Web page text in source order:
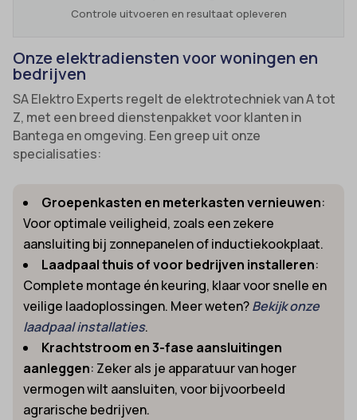
Controle uitvoeren en resultaat opleveren
Onze elektradiensten voor woningen en
bedrijven
SA Elektro Experts regelt de elektrotechniek van A tot
Z, met een breed dienstenpakket voor klanten in
Bantega en omgeving. Een greep uit onze
specialisaties:
Groepenkasten en meterkasten vernieuwen:
Voor optimale veiligheid, zoals een zekere
aansluiting bij zonnepanelen of inductiekookplaat.
Laadpaal thuis of voor bedrijven installeren:
Complete montage én keuring, klaar voor snelle en
veilige laadoplossingen. Meer weten?Bekijk onze
laadpaal installaties.
Krachtstroom en 3-fase aansluitingen
aanleggen: Zeker als je apparatuur van hoger
vermogen wilt aansluiten, voor bijvoorbeeld
agrarische bedrijven.